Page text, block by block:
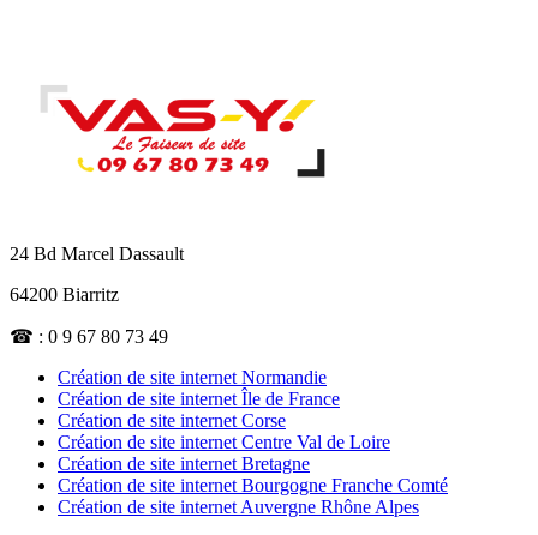
24 Bd Marcel Dassault
64200 Biarritz
☎ : 0 9 67 80 73 49
Création de site internet Normandie
Création de site internet Île de France
Création de site internet Corse
Création de site internet Centre Val de Loire
Création de site internet Bretagne
Création de site internet Bourgogne Franche Comté
Création de site internet Auvergne Rhône Alpes